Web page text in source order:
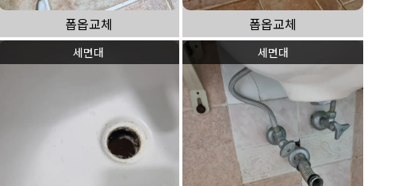
폽옵교체 폽옵교체
세면대 세면대